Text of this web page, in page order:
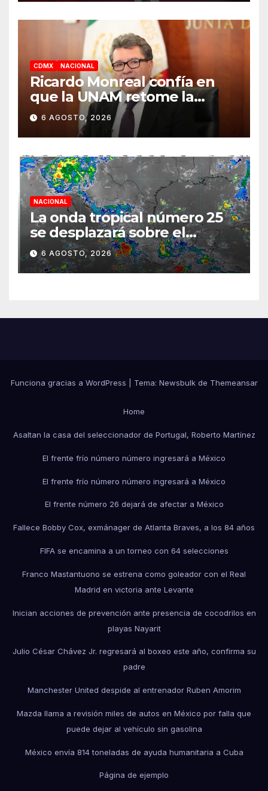
CDMX NACIONAL
Ricardo Monreal confía en
que la UNAM retome la
normalidad e inicie el
semestre mediante el
diálogo
6 AGOSTO, 2026
NACIONAL
La onda tropical número 25
se desplazará sobre el
sureste mexicano
6 AGOSTO, 2026
Funciona gracias a WordPress Tema: Newsbulkde Themeansar
Home
Asaltan la casa del seleccionador de Portugal, Roberto Martínez
El frente frío número número ingresará a México
El frente frío número número ingresará a México
El frente número 26 dejará de afectar a México
Fallece Bobby Cox, exmánager de Atlanta Braves, a los 84 años
FIFA se encamina a un torneo con 64 selecciones
Franco Mastantuono se estrena como goleador con el Real
Madrid en victoria ante Levante
Inician acciones de prevención ante presencia de cocodrilos en
playas Nayarit
Julio César Chávez Jr. regresará al boxeo este año, confirma su
padre
Manchester United despide al entrenador Ruben Amorim
Mazda llama a revisión miles de autos en México por falla que
puede dejar al vehículo sin gasolina
México envía 814 toneladas de ayuda humanitaria a Cuba
Página de ejemplo